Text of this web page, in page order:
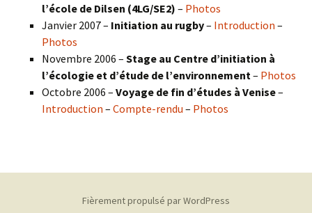
l’école de Dilsen (4LG/SE2) – Photos
Janvier 2007 – Initiation au rugby– Introduction –
Photos
Novembre 2006 – Stage au Centre d’initiation à
l’écologie et d’étude de l’environnement – Photos
Octobre 2006 – Voyage de fin d’études à Venise–
Introduction – Compte-rendu – Photos
Fièrement propulsé par WordPress